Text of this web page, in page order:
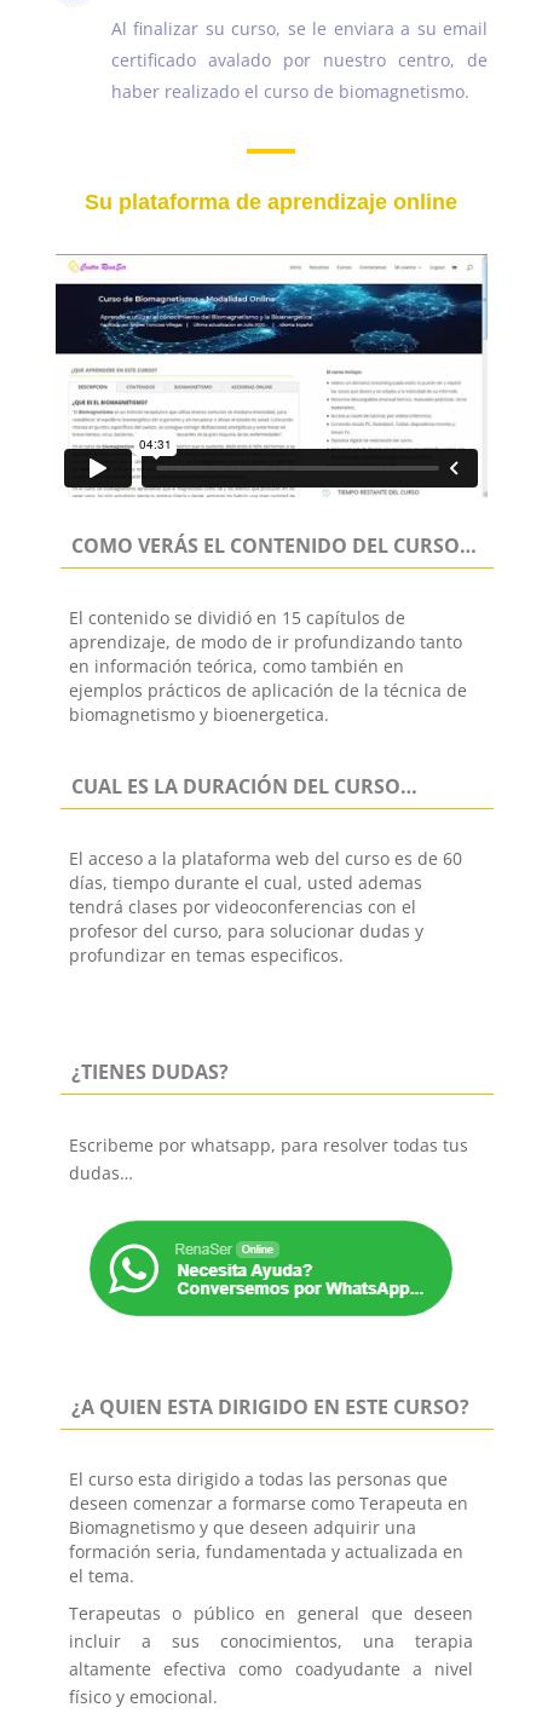
Al finalizar su curso, se le enviara a su email
certificado avalado por nuestro centro, de
haber realizado el curso de biomagnetismo.
Su plataforma de aprendizaje online
COMO VERÁS EL CONTENIDO DEL CURSO…
El contenido se dividió en 15 capítulos de
aprendizaje, de modo de ir profundizando tanto
en información teórica, como también en
ejemplos prácticos de aplicación de la técnica de
biomagnetismo y bioenergetica.
CUAL ES LA DURACIÓN DEL CURSO…
El acceso a la plataforma web del curso es de 60
días, tiempo durante el cual, usted ademas
tendrá clases por videoconferencias con el
profesor del curso, para solucionar dudas y
profundizar en temas especificos.
¿TIENES DUDAS?
Escribeme por whatsapp, para resolver todas tus
dudas…
¿A QUIEN ESTA DIRIGIDO EN ESTE CURSO?
El curso esta dirigido a todas las personas que
deseen comenzar a formarse como Terapeuta en
Biomagnetismo y que deseen adquirir una
formación seria, fundamentada y actualizada en
el tema.
Terapeutas o público en general que deseen
incluir a sus conocimientos, una terapia
altamente efectiva como coadyudante a nivel
físico y emocional.